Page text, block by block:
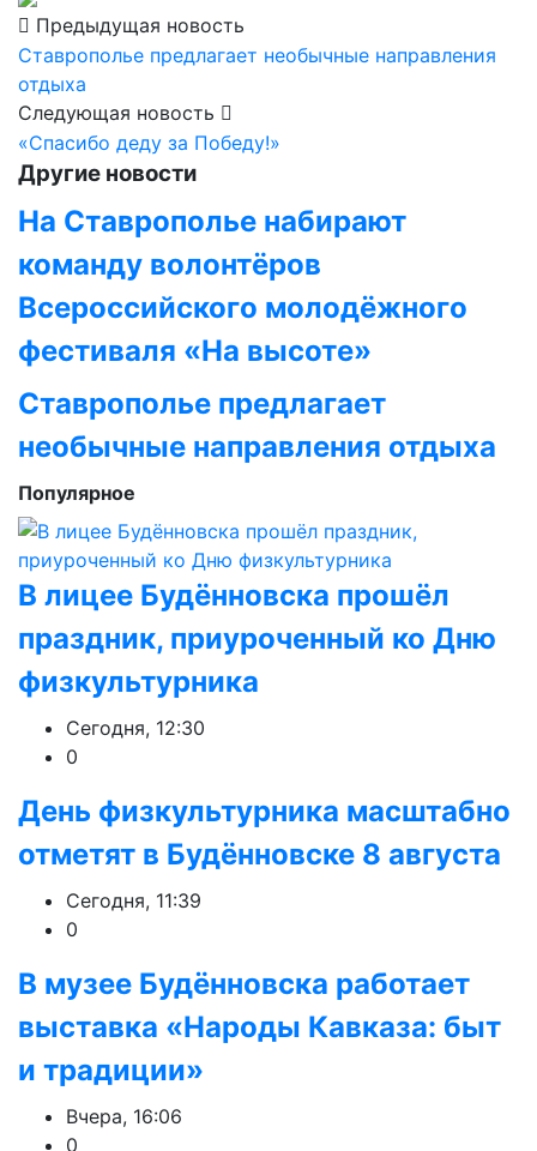
Предыдущая новость
Ставрополье предлагает необычные направления
отдыха
Следующая новость
«Спасибо деду за Победу!»
Другие новости
На Ставрополье набирают
команду волонтёров
Всероссийского молодёжного
фестиваля «На высоте»
Ставрополье предлагает
необычные направления отдыха
Популярное
В лицее Будённовска прошёл
праздник, приуроченный ко Дню
физкультурника
Сегодня, 12:30
0
День физкультурника масштабно
отметят в Будённовске 8 августа
Сегодня, 11:39
0
В музее Будённовска работает
выставка «Народы Кавказа: быт
и традиции»
Вчера, 16:06
0